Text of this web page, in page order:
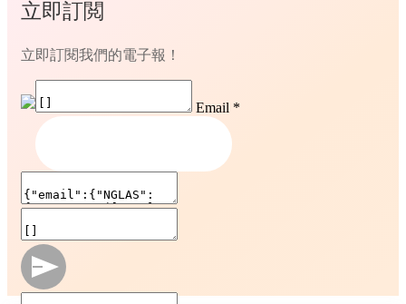
立即訂閲
立即訂閱我們的電子報！
Email *